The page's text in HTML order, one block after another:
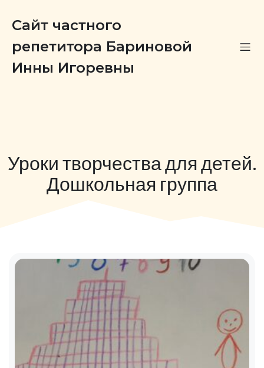
Сайт частного
репетитора Бариновой
Инны Игоревны
Уроки творчества для детей.
Дошкольная группа